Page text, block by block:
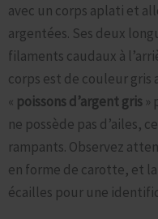
avec un corps aplati et
argentées. Ses deux
filaments caudaux à
corps est de couleur gris
« poissons d’argent gris »
ne possède pas d’ailes,
rampants. Observez
en forme de carotte, et
écailles pour une